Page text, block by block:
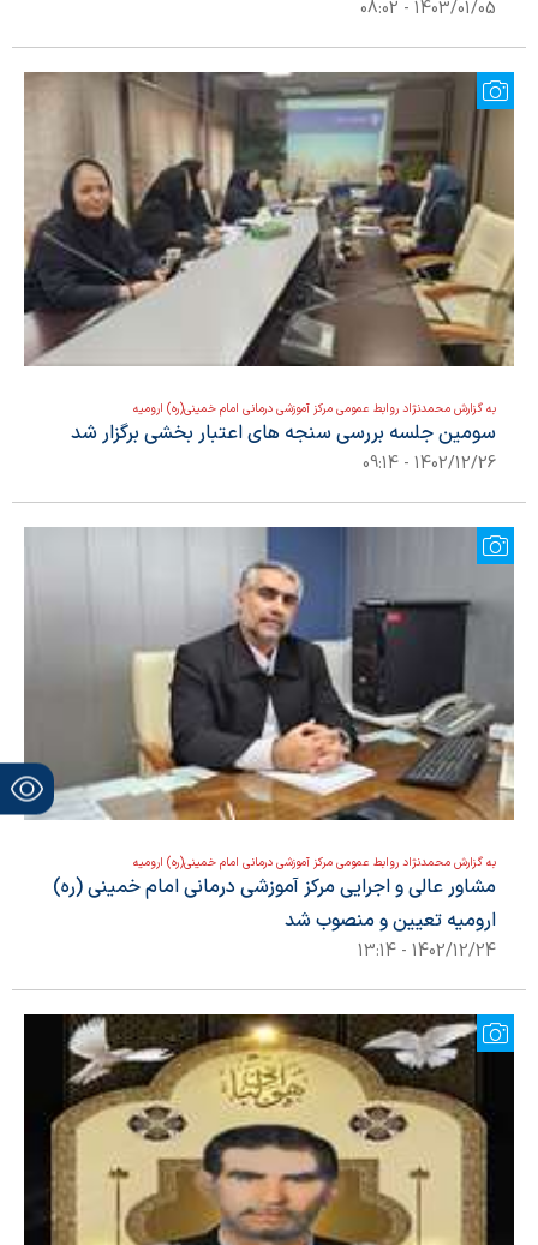
1403/01/05 - 08:02
به گزارش محمدنژاد روابط عمومی مرکز آموزشی درمانی امام خمینی(ره) ارومیه
سومین جلسه بررسی سنجه های اعتبار بخشی برگزار شد
1402/12/26 - 09:14
به گزارش محمدنژاد روابط عمومی مرکز آموزشی درمانی امام خمینی(ره) ارومیه
مشاور عالی و اجرایی مرکز آموزشی درمانی امام خمینی (ره)
ارومیه تعیین و منصوب شد
1402/12/24 - 13:14